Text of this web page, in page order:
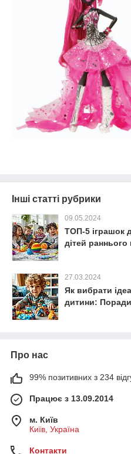
Інші статті рубрики
09.05.2024
ТОП-5 іграшок
дітей раннього
27.03.2024
Як вибрати
дитини:
Про нас
99% позитивних з 234
Працює з 13.09.2014
м. Київ
Київ, Україна
Контакти